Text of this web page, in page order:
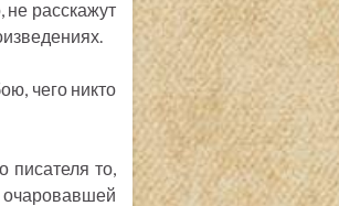
расскажут
чего никто
писателя то,